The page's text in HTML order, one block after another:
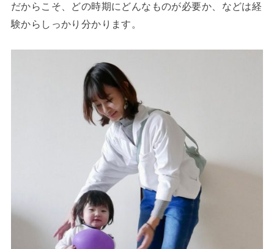
だからこそ、どの時期にどんなものが必要か、などは経
験からしっかり分かります。